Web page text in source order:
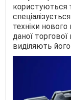
користуються
техніки нового
даної торгової
виділяють